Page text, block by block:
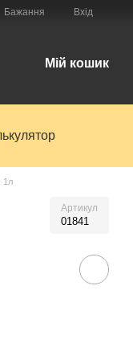
Бажання Вхід
Мій кошик
1л
Артикул
01841